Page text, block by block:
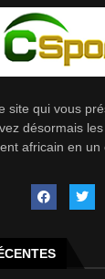
site qui vous
désormais
africain en un